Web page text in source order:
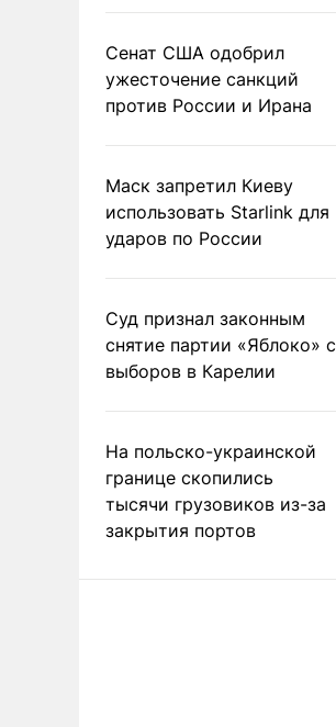
Сенат США одобрил
ужесточение санкций
против России и Ирана
Маск запретил Киеву
использовать Starlink для
ударов по России
Суд признал законным
снятие партии «Яблоко» с
выборов в Карелии
На польско-украинской
границе скопились
тысячи грузовиков из-за
закрытия портов